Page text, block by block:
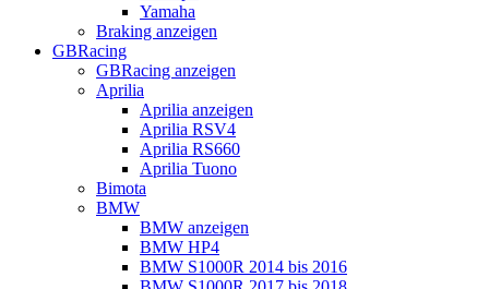
Yamaha
Braking anzeigen
GBRacing
GBRacing anzeigen
Aprilia
Aprilia anzeigen
Aprilia RSV4
Aprilia RS660
Aprilia Tuono
Bimota
BMW
BMW anzeigen
BMW HP4
BMW S1000R 2014 bis 2016